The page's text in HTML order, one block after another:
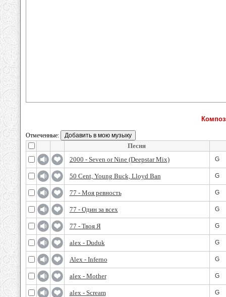
Отмеченные:
Песня
2000 - Seven or Nine (Deepstar Mix)
G
50 Cent, Young Buck, Lloyd Ban G
77 - Моя ревность G
77 - Один за всех G
77 - Твоя Я G
alex - Duduk G
Alex - Inferno G
alex - Mother G
alex - Scream G